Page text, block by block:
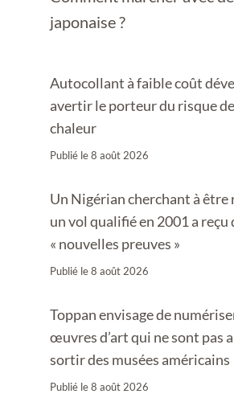
japonaise ?
Autocollant à faible coût
avertir le porteur du risque
chaleur
Publié le8 août 2026
Un Nigérian cherchant à être
un vol qualifié en 2001 a reçu
« nouvelles preuves »
Publié le8 août 2026
Toppan envisage de
œuvres d’art qui ne sont pas
sortir des musées américains
Publié le8 août 2026